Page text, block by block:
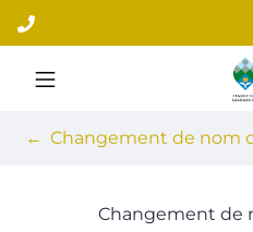
Aller
au
contenu
Changement de nom
Changement de